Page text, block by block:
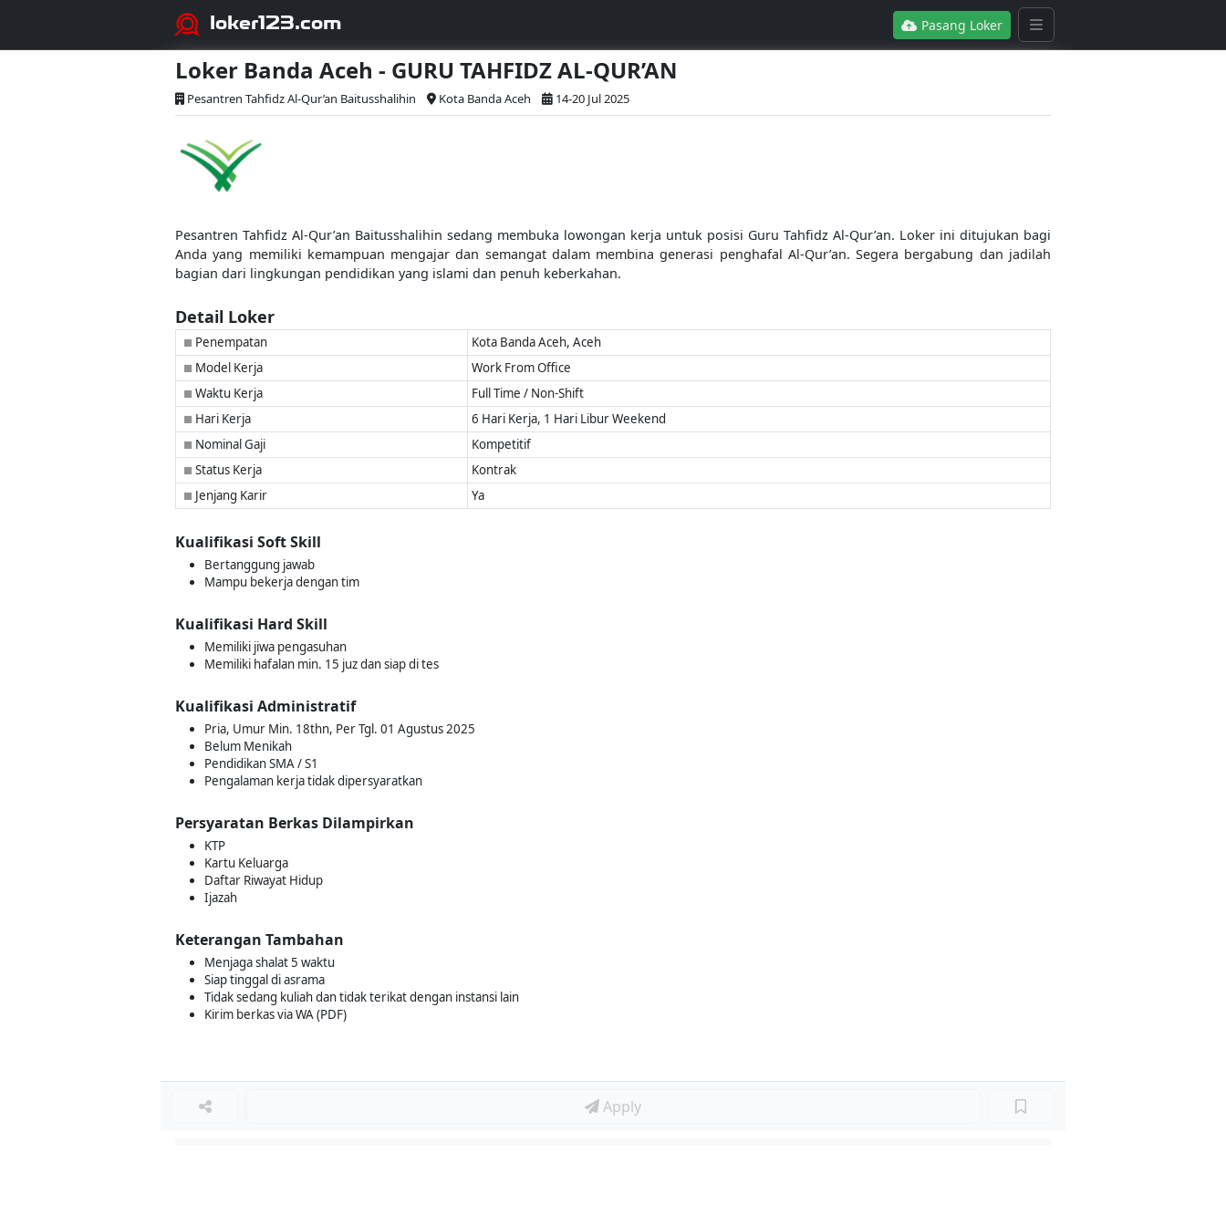
loker123.com Pasang Loker
Loker Banda Aceh - GURU TAHFIDZ AL-QUR’AN
Pesantren Tahfidz Al-Qur’an Baitusshalihin Kota Banda Aceh 14-20 Jul 2025
Pesantren Tahfidz Al-Qur’an Baitusshalihin sedang membuka lowongan kerja untuk posisi Guru Tahfidz Al-Qur’an. Loker ini ditujukan bagi
Anda yang memiliki kemampuan mengajar dan semangat dalam membina generasi penghafal Al-Qur’an. Segera bergabung dan jadilah
bagian dari lingkungan pendidikan yang islami dan penuh keberkahan.
Detail Loker
■ Penempatan Kota Banda Aceh, Aceh
■ Model Kerja Work From Office
■ Waktu Kerja Full Time / Non-Shift
■ Hari Kerja 6 Hari Kerja, 1 Hari Libur Weekend
■ Nominal Gaji Kompetitif
■ Status Kerja Kontrak
■ Jenjang Karir Ya
Kualifikasi Soft Skill
Bertanggung jawab
Mampu bekerja dengan tim
Kualifikasi Hard Skill
Memiliki jiwa pengasuhan
Memiliki hafalan min. 15 juz dan siap di tes
Kualifikasi Administratif
Pria, Umur Min. 18thn, Per Tgl. 01 Agustus 2025
Belum Menikah
Pendidikan SMA / S1
Pengalaman kerja tidak dipersyaratkan
Persyaratan Berkas Dilampirkan
KTP
Kartu Keluarga
Daftar Riwayat Hidup
Ijazah
Keterangan Tambahan
Menjaga shalat 5 waktu
Siap tinggal di asrama
Tidak sedang kuliah dan tidak terikat dengan instansi lain
Kirim berkas via WA (PDF)
Apply